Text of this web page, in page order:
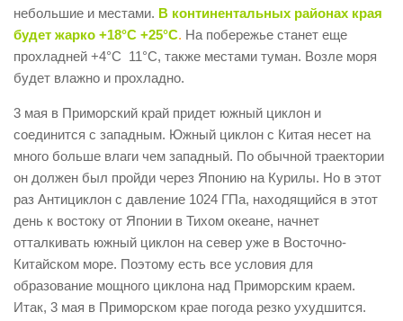
небольшие и местами. В континентальных районах края
будет жарко +18°С +25°С. На побережье станет еще
прохладней +4°С 11°С, также местами туман. Возле моря
будет влажно и прохладно.
3 мая в Приморский край придет южный циклон и
соединится с западным. Южный циклон с Китая несет на
много больше влаги чем западный. По обычной траектории
он должен был пройди через Японию на Курилы. Но в этот
раз Антициклон с давление 1024 ГПа, находящийся в этот
день к востоку от Японии в Тихом океане, начнет
отталкивать южный циклон на север уже в Восточно-
Китайском море. Поэтому есть все условия для
образование мощного циклона над Приморским краем.
Итак, 3 мая в Приморском крае погода резко ухудшится.